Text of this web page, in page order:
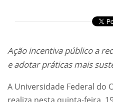
Ação incentiva público a
e adotar práticas mais
A Universidade Federal do